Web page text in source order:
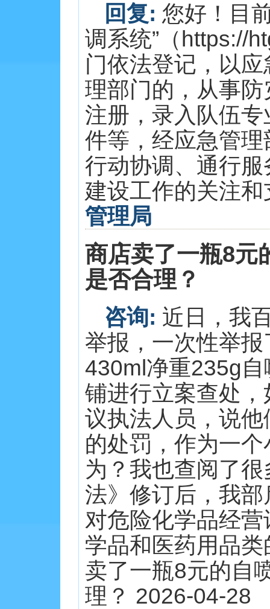
回复: 您好！目
调系统”（https://
门依法登记，以
理部门的，从事
注册，录入队伍
件等，经应急管
行动协调、通行
建设工作的关注
管理局
商店卖了一瓶8元
是否合理？
咨询: 近日，我
举报，一次性举
430ml净重235g
铺进行立案查处
议执法人员，说
的处罚，作为一个
为？我也查阅了
法》修订后，我
对危险化学品经
学品和医药用品
卖了一瓶8元的自
理？ 2026-04-28